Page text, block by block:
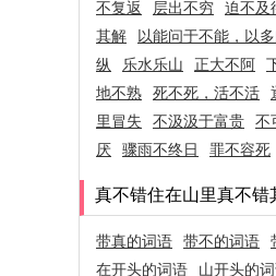
不复返
层出不穷 迫不及
其解
以能问于不能，以
纵
乐水乐山 正大不阿
地不熟
死不死，活不活
里冒失
不汲汲于富贵 不
厌
骤雨不终日 罪不容死
真不错住在山里真不错
带真的词语 带不的词语
在开头的词语
山开头的